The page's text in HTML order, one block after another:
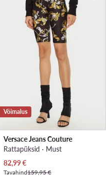
Võimalus
Versace Jeans Couture
Rattapüksid · Must
Praegune hind
82,99€
Tavahind159,95 €